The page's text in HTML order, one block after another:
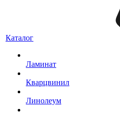
Каталог
Ламинат
Кварцвинил
Линолеум